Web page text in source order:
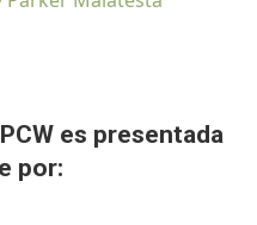
es presentada
por: